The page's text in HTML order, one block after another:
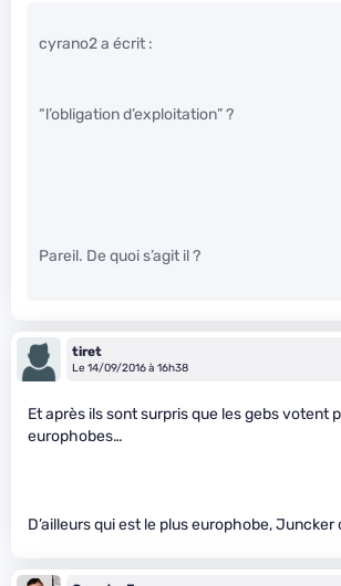
cyrano2 a écrit :
“l’obligation d’exploitation” ?
Pareil. De quoi s’agit il ?
tiret
Le 14/09/2016 à 16h38
Et après ils sont surpris que les gebs votent
europhobes…
D’ailleurs qui est le plus europhobe, Juncker